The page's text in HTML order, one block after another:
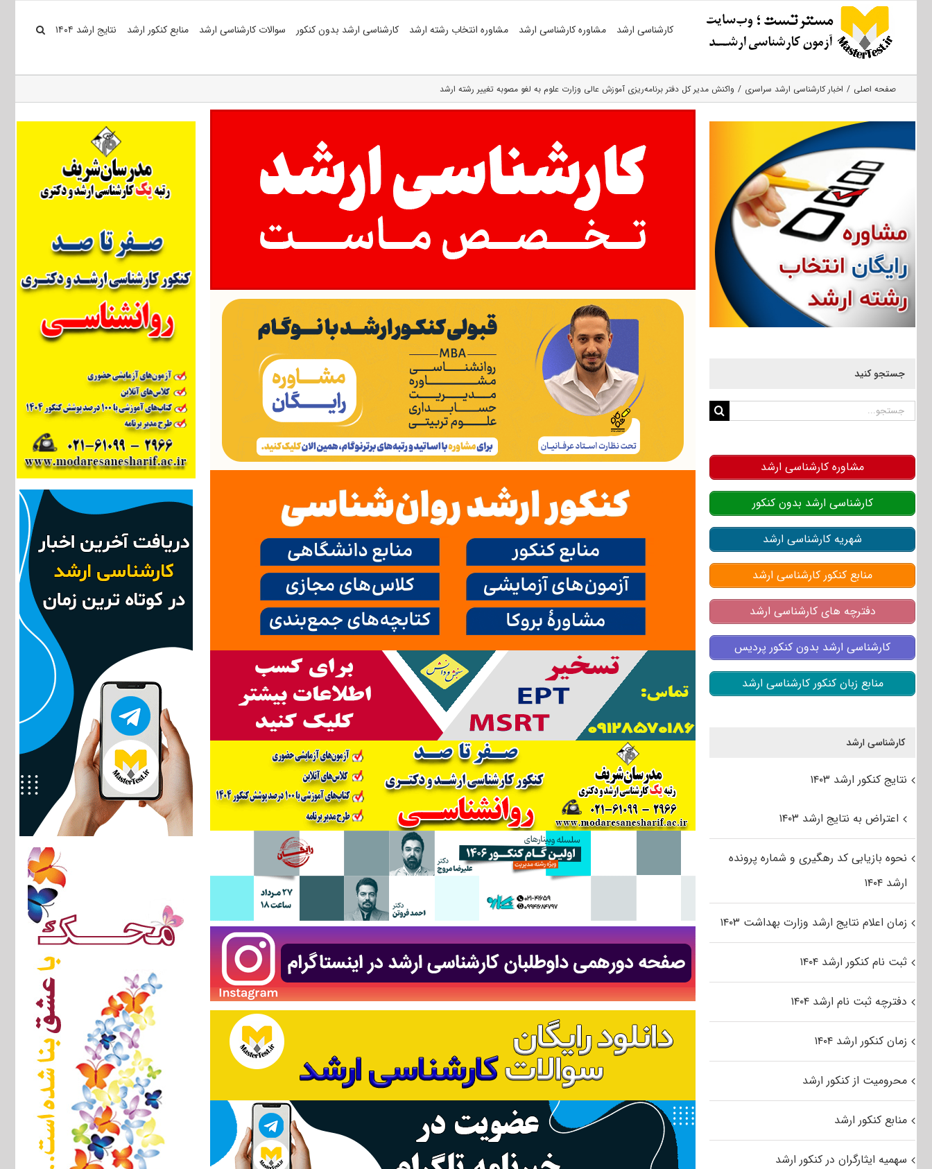
کارشناسی ارشد مشاوره کارشناسی ارشد مشاوره انتخاب رشته ارشد کارشناسی ارشد بدون کنکور سوالات کارشناسی ارشد منابع کنکور ارشد نتایج ارشد ۱۴۰۴
صفحه اصلی اخبار کارشناسی ارشد سراسری واکنش مدیر کل دفتر برنامه‌ریزی آموزش‌ عالی وزارت علوم به لغو مصوبه تغییر رشته ارشد
جستجو کنید
جستجو
مشاوره کارشناسی ارشد
کارشناسی ارشد بدون کنکور
شهریه کارشناسی ارشد
منابع کنکور کارشناسی ارشد
دفترچه های کارشناسی ارشد
کارشناسی ارشد بدون کنکور پردیس
منابع زبان کنکور کارشناسی ارشد
کارشناسی ارشد
نتایج کنکور ارشد ۱۴۰۳
اعتراض به نتایج ارشد ۱۴۰۳
نحوه بازیابی کد رهگیری و شماره پرونده
ارشد ۱۴۰۴
زمان اعلام نتایج ارشد وزارت بهداشت ۱۴۰۳
ثبت نام کنکور ارشد ۱۴۰۴
دفترچه ثبت نام ارشد ۱۴۰۴
زمان کنکور ارشد ۱۴۰۴
محرومیت از کنکور ارشد
منابع کنکور ارشد
سهمیه ایثارگران در کنکور ارشد